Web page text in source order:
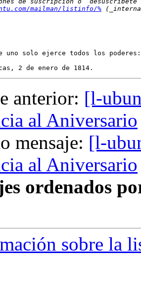
mailman/listinfo/%
uno solo ejerce todos los
anterior: [l-
al Aniversario
mensaje: [l-
al Aniversario
ordenados
sobre la